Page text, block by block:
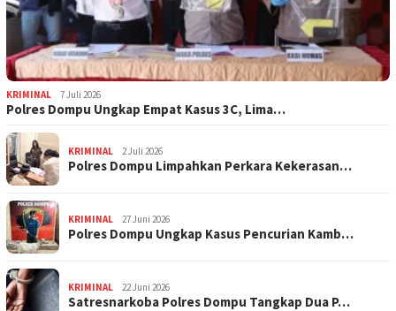
KRIMINAL 7 Juli 2026
Polres Dompu Ungkap Empat Kasus 3C, Lima…
KRIMINAL 2 Juli 2026
Polres Dompu Limpahkan Perkara Kekerasan…
KRIMINAL 27 Juni 2026
Polres Dompu Ungkap Kasus Pencurian Kamb…
KRIMINAL 22 Juni 2026
Satresnarkoba Polres Dompu Tangkap Dua P…